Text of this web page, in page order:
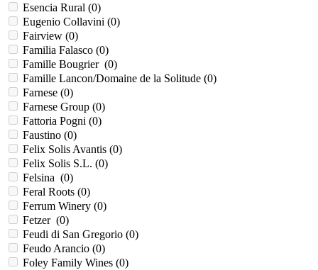
Esencia Rural (0)
Eugenio Collavini (0)
Fairview (0)
Familia Falasco (0)
Famille Bougrier (0)
Famille Lancon/Domaine de la Solitude (0)
Farnese (0)
Farnese Group (0)
Fattoria Pogni (0)
Faustino (0)
Felix Solis Avantis (0)
Felix Solis S.L. (0)
Felsina (0)
Feral Roots (0)
Ferrum Winery (0)
Fetzer (0)
Feudi di San Gregorio (0)
Feudo Arancio (0)
Foley Family Wines (0)